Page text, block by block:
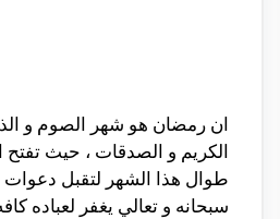
ان رمضان هو شهر الصوم و
الكريم و الصدقات ، حيث تفتح
طوال هذا الشهر لتقبل دعوات و
سبحانه و تعالي يغفر لعباده